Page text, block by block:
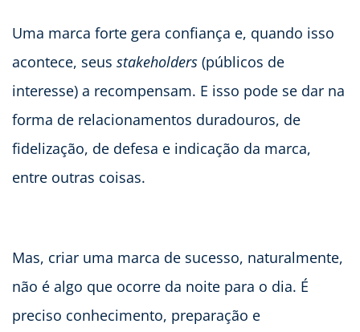
Uma marca forte gera confiança e, quando isso
acontece, seus stakeholders (públicos de
interesse) a recompensam. E isso pode se dar na
forma de relacionamentos duradouros, de
fidelização, de defesa e indicação da marca,
entre outras coisas.
Mas, criar uma marca de sucesso, naturalmente,
não é algo que ocorre da noite para o dia. É
preciso conhecimento, preparação e